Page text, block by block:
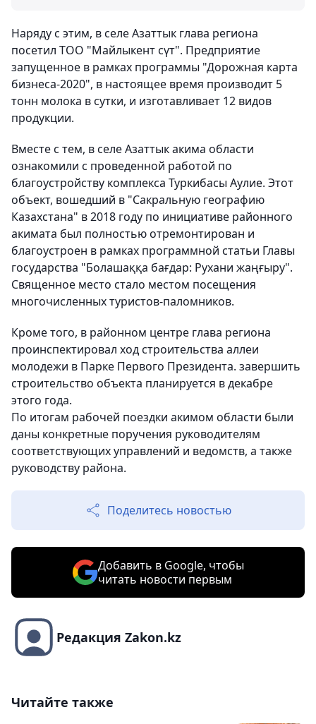
Наряду с этим, в селе Азаттык глава региона
посетил ТОО "Майлыкент сүт". Предприятие
запущенное в рамках программы "Дорожная карта
бизнеса-2020", в настоящее время производит 5
тонн молока в сутки, и изготавливает 12 видов
продукции.
Вместе с тем, в селе Азаттык акима области
ознакомили с проведенной работой по
благоустройству комплекса Туркибасы Аулие. Этот
объект, вошедший в "Сакральную географию
Казахстана" в 2018 году по инициативе районного
акимата был полностью отремонтирован и
благоустроен в рамках программной статьи Главы
государства "Болашаққа бағдар: Рухани жаңғыру".
Священное место стало местом посещения
многочисленных туристов-паломников.
Кроме того, в районном центре глава региона
проинспектировал ход строительства аллеи
молодежи в Парке Первого Президента. завершить
строительство объекта планируется в декабре
этого года.
По итогам рабочей поездки акимом области были
даны конкретные поручения руководителям
соответствующих управлений и ведомств, а также
руководству района.
Поделитесь новостью
Добавить в Google, чтобы
читать новости первым
Редакция Zakon.kz
Читайте также